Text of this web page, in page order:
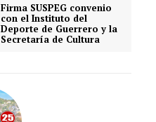
Firma SUSPEG convenio
con el Instituto del
Deporte de Guerrero y la
Secretaría de Cultura